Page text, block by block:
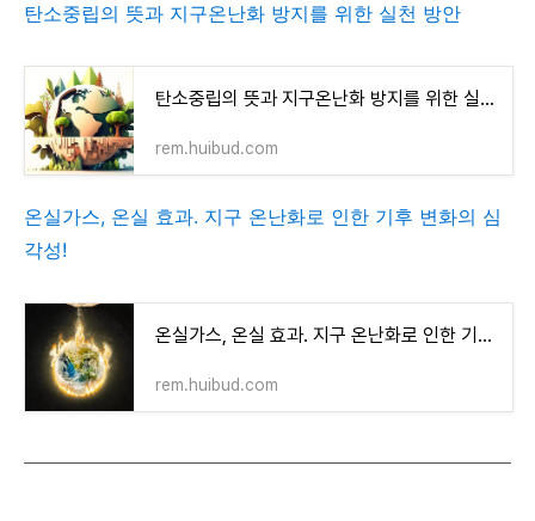
탄소중립의 뜻과 지구온난화 방지를 위한 실천 방안
탄소중립의 뜻과 지구온난화 방지를 위한 실천 방안
rem.huibud.com
온실가스, 온실 효과. 지구 온난화로 인한 기후 변화의 심
각성!
온실가스, 온실 효과. 지구 온난화로 인한 기후 변화의 심각성!
rem.huibud.com